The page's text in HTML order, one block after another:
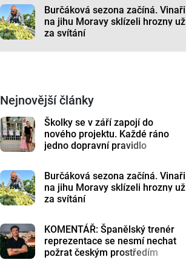
Burčáková sezona začíná. Vinaři
na jihu Moravy sklízeli hrozny už
za svítání
Nejnovější články
Školky se v září zapojí do
nového projektu. Každé ráno
jedno dopravní pravidlo
Burčáková sezona začíná. Vinaři
na jihu Moravy sklízeli hrozny už
za svítání
KOMENTÁŘ: Španělský trenér
reprezentace se nesmí nechat
požrat českým prostředím